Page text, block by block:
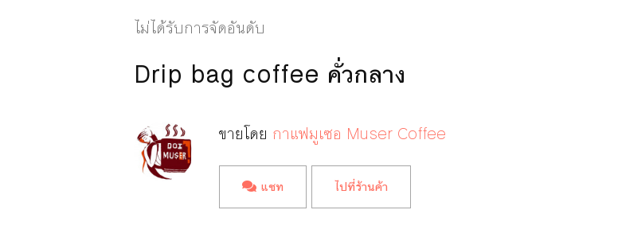
ไม่ได้รับการจัดอันดับ
Drip bag coffee คั่วกลาง
ขายโดย กาแฟมูเซอ Muser Coffee
แชท ไปที่ร้านค้า